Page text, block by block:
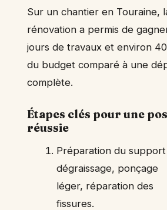
Sur un chantier en Touraine,
rénovation a permis de
jours de travaux et environ
du budget comparé à une
complète.
Étapes clés pour une
réussie
Préparation du support
dégraissage, ponçage
léger, réparation des
fissures.